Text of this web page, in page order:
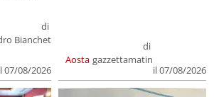
di
Bianchet
07/08/2026
Aosta
di
gazzettamatin
il 07/08/2026